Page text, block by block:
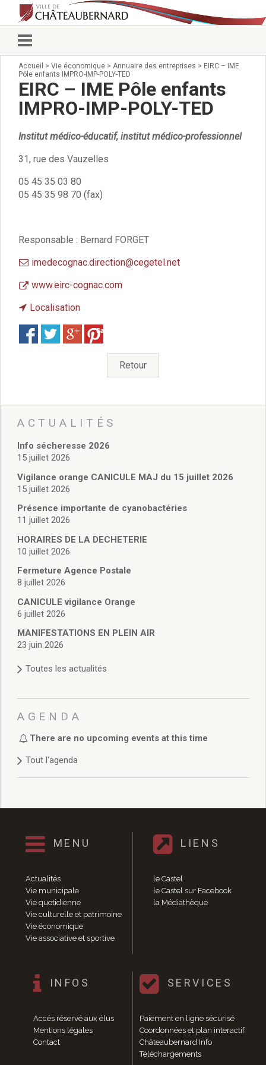
Vie municipale
Élus
Conseillers municipaux
Commissions 2026
Arrêtés du Maire
Services municipaux
Pour venir nous voir
État civil/élections/formalités
C.C.A.S.
Vie associative
Police Municipale/règlementation
Services en ligne
Licences boissons
Inscriptions sur les listes électorales
Plan Local d’Urbanisme intercommunal
Budget d’Investissement
Règlement du conseil municipal
Délibérations 2025
Délibérations 2024
Délibérations 2023
Délibérations 2022
Délibérations 2021
Délibérations 2020
Délibérations 2019
Délibérations 2018
Délibérations 2016
Délibérations 2014
Délibérations 2012
Délibérations 2008
Agenda réunions publiques
Toutes les actualités
Relais Assistantes Maternelles
Écoles
Centres de loisirs
Solidarité
Services à domicile
Jardins familiaux
La Récré du Jeudi
Règlementation accessibilité
La M.D.P.H.
Associations d’aide aux handicapés
Vie pratique
Sécurité publique
Accueil > Vie économique > Annuaire des entreprises > EIRC – IME
Pôle enfants IMPRO-IMP-POLY-TED
EIRC – IME Pôle enfants
IMPRO-IMP-POLY-TED
Institut médico-éducatif, institut médico-professionnel
31, rue des Vauzelles
05 45 35 03 80
05 45 35 98 70 (fax)
Responsable : Bernard FORGET
imedecognac.direction@cegetel.net
www.eirc-cognac.com
Localisation
Save
Retour
ACTUALITÉS
Info sécheresse 2026
15 juillet 2026
Vigilance orange CANICULE MAJ du 15 juillet 2026
15 juillet 2026
Présence importante de cyanobactéries
11 juillet 2026
HORAIRES DE LA DECHETERIE
10 juillet 2026
Fermeture Agence Postale
8 juillet 2026
CANICULE vigilance Orange
6 juillet 2026
MANIFESTATIONS EN PLEIN AIR
23 juin 2026
Toutes les actualités
AGENDA
There are no upcoming events at this time
Tout l'agenda
MENU
Actualités
Vie municipale
Vie quotidienne
Vie culturelle et patrimoine
Vie économique
Vie associative et sportive
LIENS
le Castel
le Castel sur Facebook
la Médiathèque
INFOS
Accés réservé aux élus
Mentions légales
Contact
SERVICES
Paiement en ligne sécurisé
Coordonnées et plan interactif
Châteaubernard Info
Téléchargements